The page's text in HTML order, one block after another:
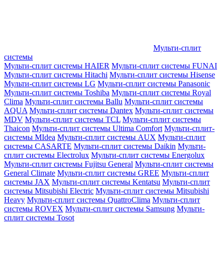
Мульти-сплит
системы
Мульти-сплит системы HAIER Мульти-сплит системы FUNAI
Мульти-сплит системы Hitachi Мульти-сплит системы Hisense
Мульти-сплит системы LG Мульти-сплит системы Panasonic
Мульти-сплит системы Toshiba Мульти-сплит системы Royal
Clima Мульти-сплит системы Ballu Мульти-сплит системы
AQUA Мульти-сплит системы Dantex Мульти-сплит системы
MDV Мульти-сплит системы TCL Мульти-сплит системы
Thaicon Мульти-сплит системы Ultima Comfort Мульти-сплит-
системы MIdea Мульти-сплит системы AUX Мульти-сплит
системы CASARTE Мульти-сплит системы Daikin Мульти-
сплит системы Electrolux Мульти-сплит системы Energolux
Мульти-сплит системы Fujitsu General Мульти-сплит системы
General Climate Мульти-сплит системы GREE Мульти-сплит
системы JAX Мульти-сплит системы Kentatsu Мульти-сплит
системы Mitsubishi Electric Мульти-сплит системы Mitsubishi
Heavy Мульти-сплит системы QuattroClima Мульти-сплит
системы ROVEX Мульти-сплит системы Samsung Мульти-
сплит системы Tosot